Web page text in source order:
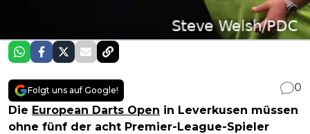
Folgt uns auf Google!
0
Die European Darts Open in Leverkusen müssen
ohne fünf der acht Premier-League-Spieler